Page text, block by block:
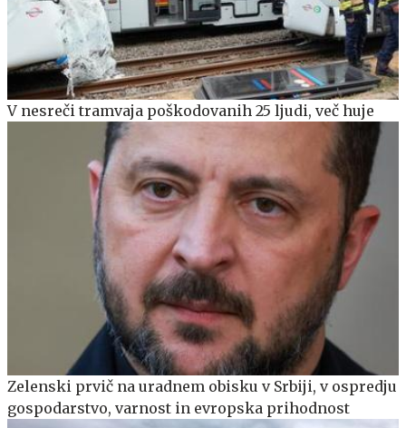
V nesreči tramvaja poškodovanih 25 ljudi, več huje
Zelenski prvič na uradnem obisku v Srbiji, v ospredju
gospodarstvo, varnost in evropska prihodnost